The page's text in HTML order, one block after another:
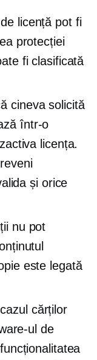
licență pot fi
protecției
fi clasificată
cineva solicită
într-o
licența.
și orice
nu pot
este legată
cărților
ul de